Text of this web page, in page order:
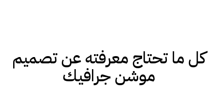
كل ما تحتاج معرفته عن تصميم
موشن جرافيك